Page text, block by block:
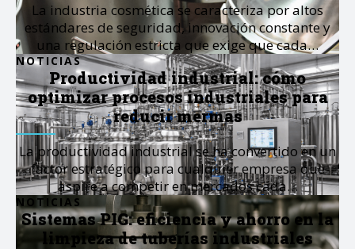
La industria cosmética se caracteriza por altos
estándares de seguridad, innovación constante y
una regulación estricta que exige que cada…
NOTICIAS
Productividad industrial: cómo
optimizar procesos industriales para
reducir mermas
La productividad industrial se ha convertido en un
factor estratégico para cualquier empresa que
aspire a competir en mercados cada…
NOTICIAS
Sistemas PIG: eficiencia y ahorro en la
limpieza de tuberías industriales